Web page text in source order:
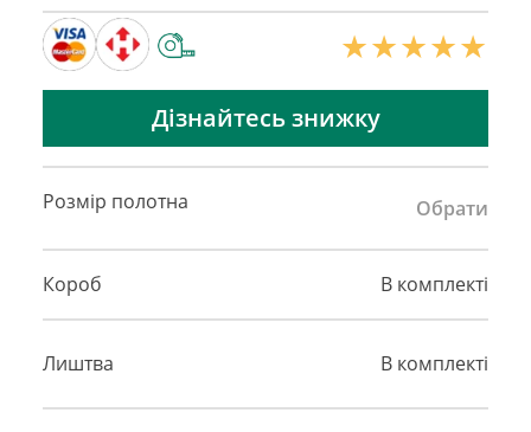
Дізнайтесь знижку
Розмір полотна Обрати
Короб В комплекті
Лиштва В комплекті